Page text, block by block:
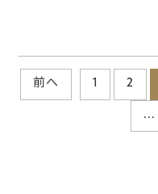
前へ 1 2
...